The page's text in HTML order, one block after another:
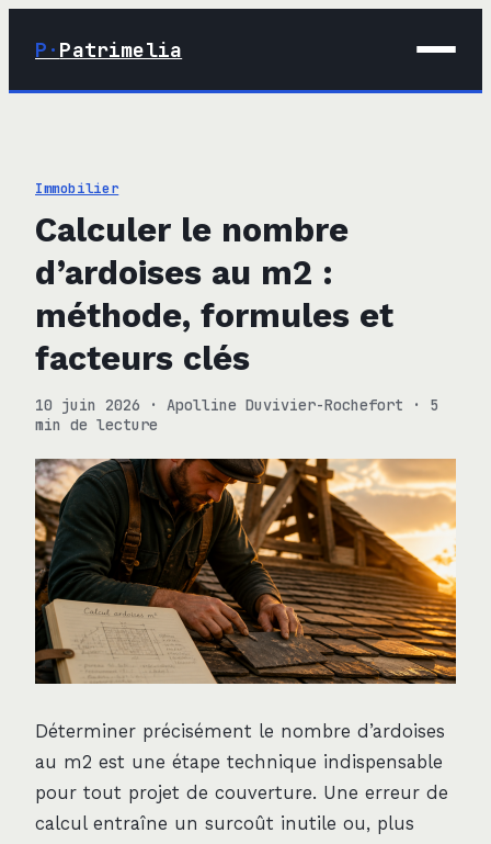
P· Patrimelia
03 · Immobilier
04 · Finance
Immobilier
Calculer le nombre
d’ardoises au m2 :
méthode, formules et
facteurs clés
10 juin 2026 · Apolline Duvivier-Rochefort ·
5
min de lecture
Déterminer précisément le nombre d’ardoises
au m2 est une étape technique indispensable
pour tout projet de couverture. Une erreur de
calcul entraîne un surcoût inutile ou, plus